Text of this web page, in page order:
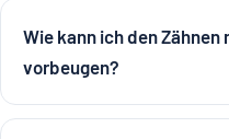
Wie kann ich den Zähnen
vorbeugen?